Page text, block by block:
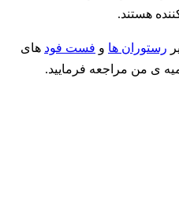
هستند.
رستوران ها و فست فود های
ی من مراجعه فرمایید.